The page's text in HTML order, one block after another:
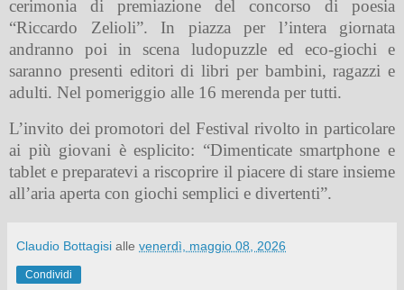
cerimonia di premiazione del concorso di poesia
“Riccardo Zelioli”. In piazza per l’intera giornata
andranno poi in scena ludopuzzle ed eco-giochi e
saranno presenti editori di libri per bambini, ragazzi e
adulti. Nel pomeriggio alle 16 merenda per tutti.
L’invito dei promotori del Festival rivolto in particolare
ai più giovani è esplicito: “Dimenticate smartphone e
tablet e preparatevi a riscoprire il piacere di stare insieme
all’aria aperta con giochi semplici e divertenti”.
Claudio Bottagisi alle venerdì, maggio 08, 2026
Condividi